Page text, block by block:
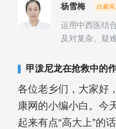
杨雪梅 白癜风
运用中西医结
及对复杂、疑
合巩固用药的
导，全方位帮
甲泼尼龙在抢救中的
各位老乡们，大家好
康网的小编小白。今
起来有点“高大上”